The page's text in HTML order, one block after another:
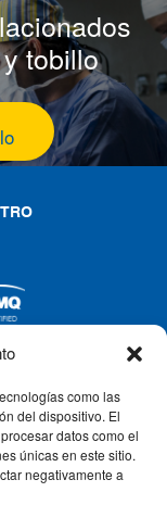
como las
del dispositivo. El
datos como el
únicas en este sitio.
negativamente a
tobillo